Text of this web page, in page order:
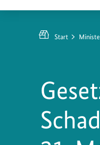
Umwelt,
Klimaschutz,
nukleare
Sicherheit
Start